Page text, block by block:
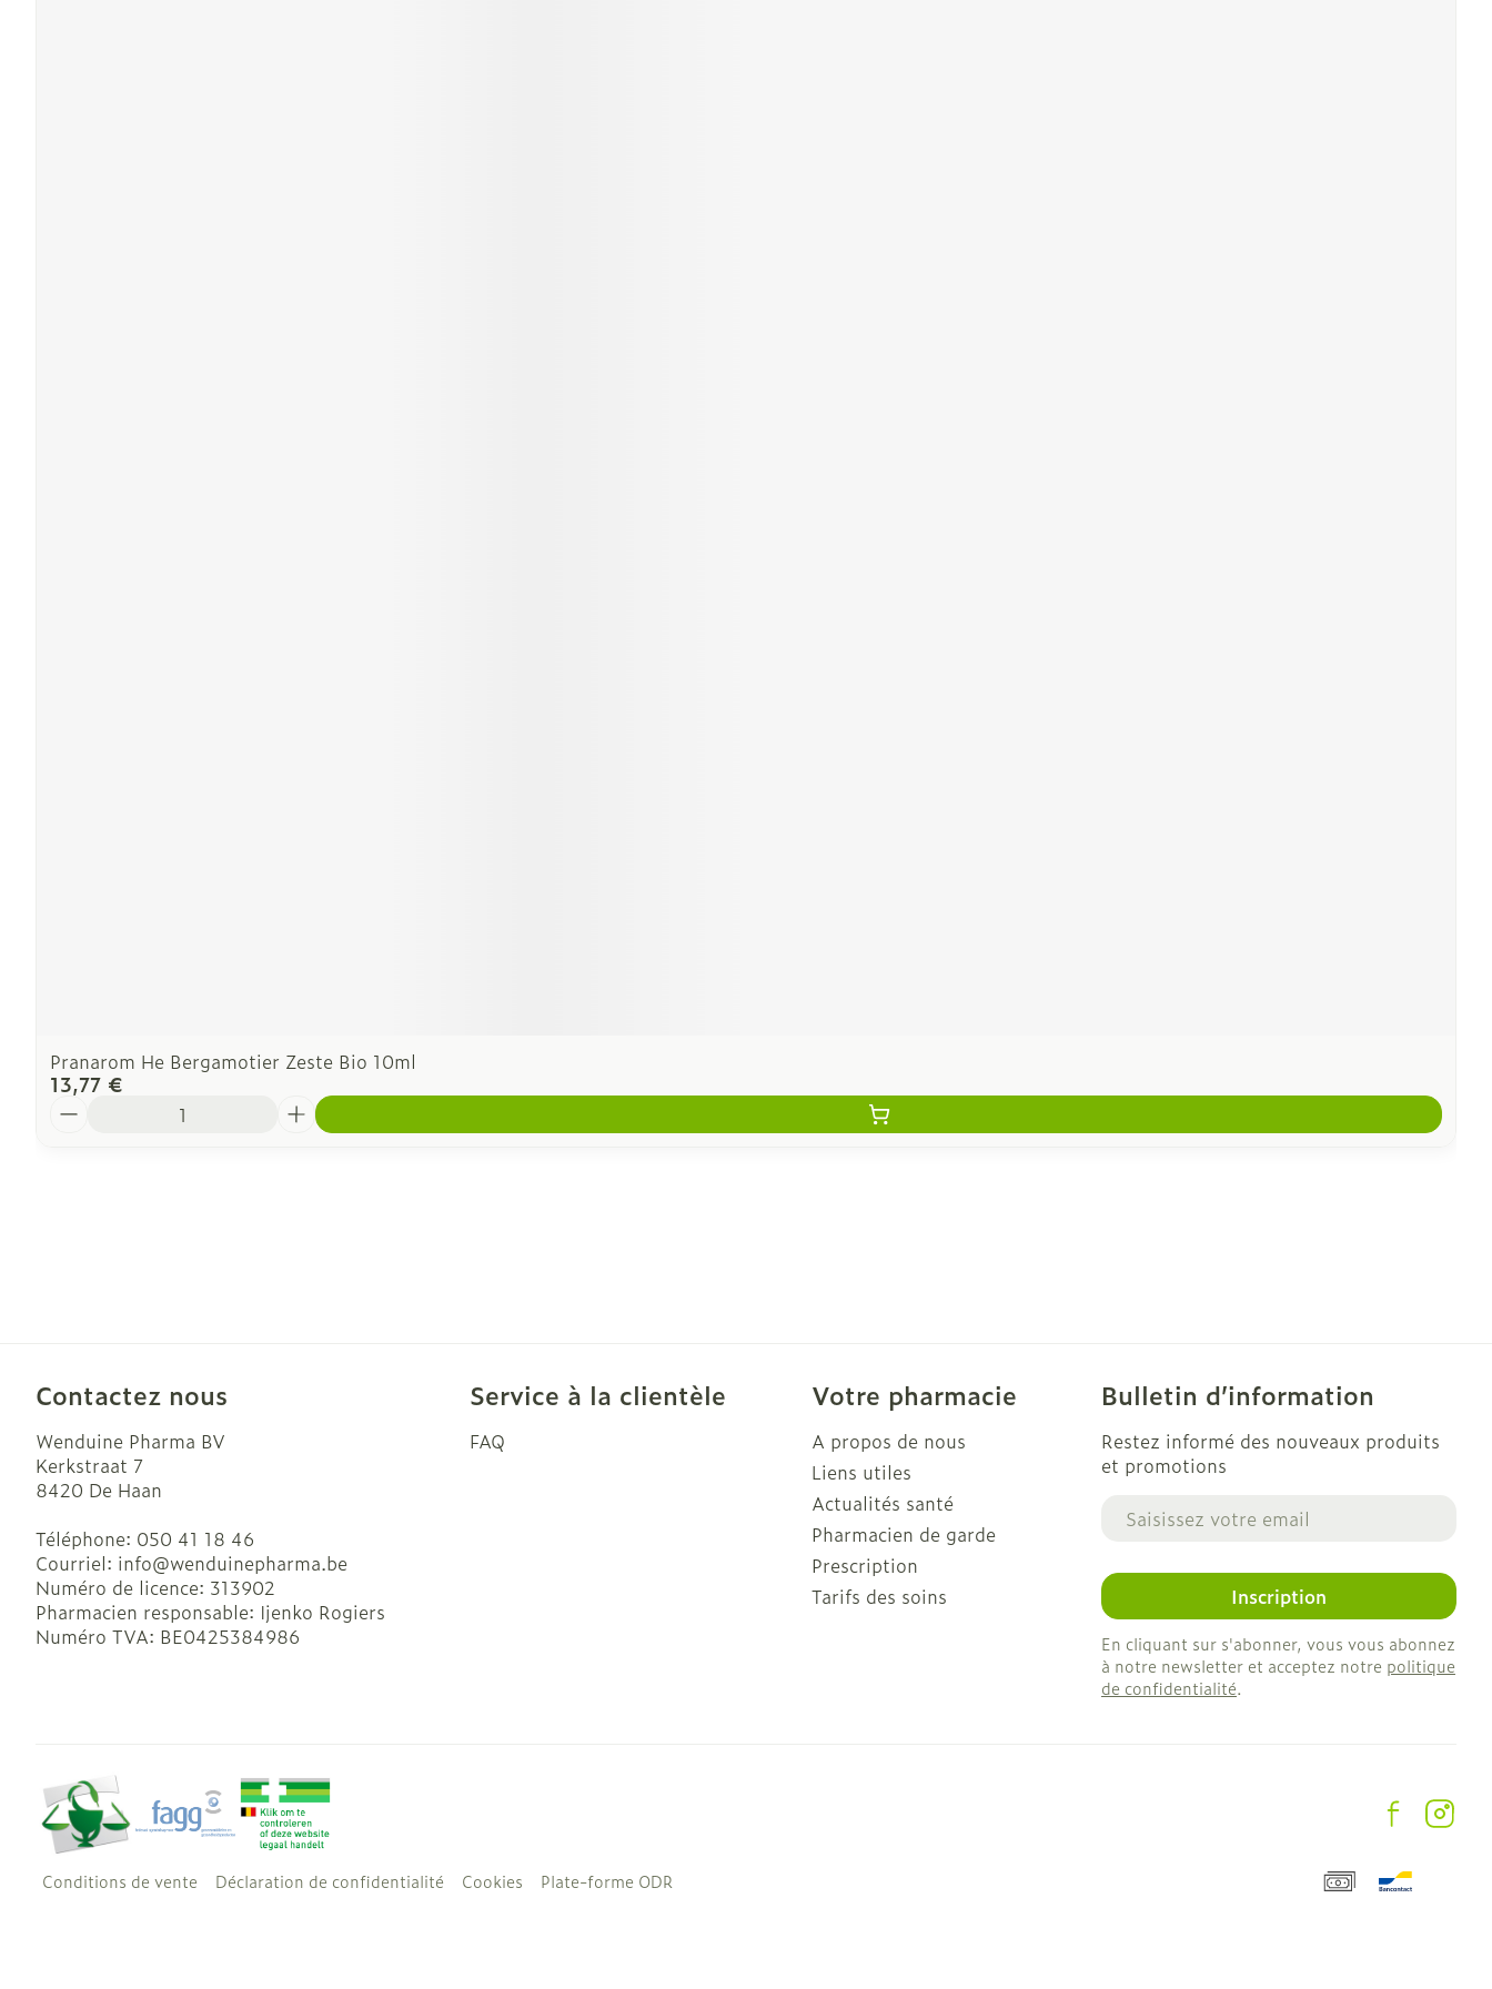
Pranarom He Bergamotier Zeste Bio 10ml
13,77 €
Contactez nous
Wenduine Pharma BV
Kerkstraat 7
8420 De Haan
Téléphone: 050 41 18 46
Courriel: info@wenduinepharma.be
Numéro de licence: 313902
Pharmacien responsable: Ijenko Rogiers
Numéro TVA: BE0425384986
Service à la clientèle
FAQ
Votre pharmacie
A propos de nous
Liens utiles
Actualités santé
Pharmacien de garde
Prescription
Tarifs des soins
Bulletin d’information
Restez informé des nouveaux produits
et promotions
Adresse mail
Inscription
En cliquant sur s'abonner, vous vous abonnez
à notre newsletter et acceptez notre politique
de confidentialité.
Conditions de vente Déclaration de confidentialité Cookies Plate-forme ODR